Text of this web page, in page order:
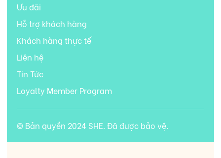
Ưu đãi
Hỗ trợ khách hàng
Khách hàng thực tế
Liên hệ
Tin Tức
Loyalty Member Program
© Bản quyền 2024 SHE. Đã được bảo vệ.